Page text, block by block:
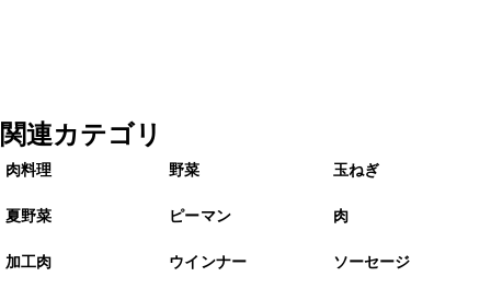
関連カテゴリ
肉料理 野菜 玉ねぎ
夏野菜 ピーマン 肉
加工肉 ウインナー
ソーセージ